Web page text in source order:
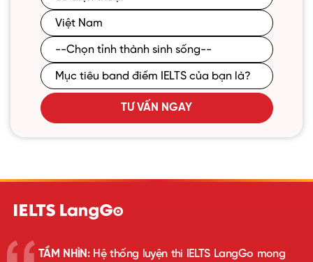
TƯ VẤN NGAY
TẦM NHÌN:Hệ thống luyện thi IELTS LangGo mong